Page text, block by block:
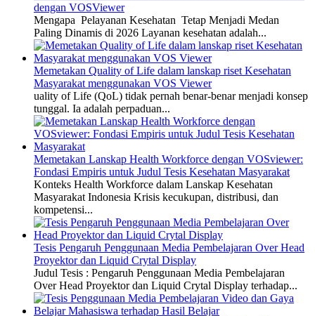
dengan VOSViewer
Mengapa Pelayanan Kesehatan Tetap Menjadi Medan
Paling Dinamis di 2026 Layanan kesehatan adalah...
Memetakan Quality of Life dalam lanskap riset Kesehatan
Masyarakat menggunakan VOS Viewer
uality of Life (QoL) tidak pernah benar-benar menjadi konsep
tunggal. Ia adalah perpaduan...
Memetakan Lanskap Health Workforce dengan VOSviewer:
Fondasi Empiris untuk Judul Tesis Kesehatan Masyarakat
Konteks Health Workforce dalam Lanskap Kesehatan
Masyarakat Indonesia Krisis kecukupan, distribusi, dan
kompetensi...
Tesis Pengaruh Penggunaan Media Pembelajaran Over Head
Proyektor dan Liquid Crytal Display
Judul Tesis : Pengaruh Penggunaan Media Pembelajaran
Over Head Proyektor dan Liquid Crytal Display terhadap...